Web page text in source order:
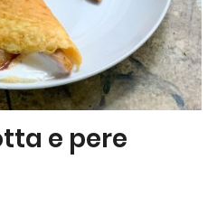
e pere